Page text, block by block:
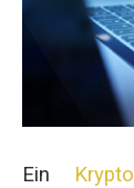
Ein Krypto